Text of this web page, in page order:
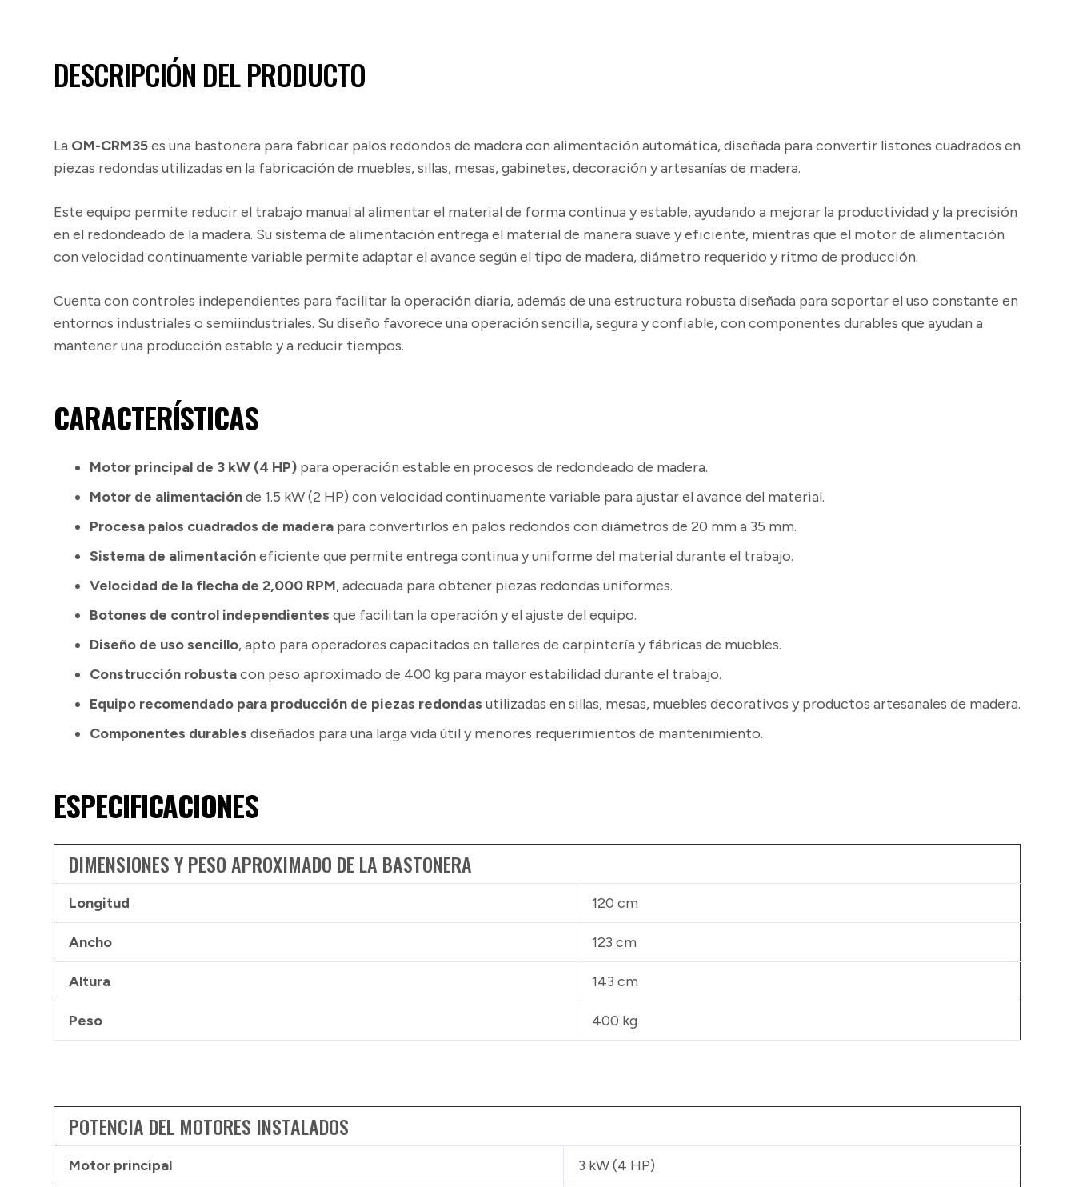
DESCRIPCIÓN DEL PRODUCTO
La OM-CRM35es una bastonera para fabricar palos redondos de madera con alimentación automática, diseñada para convertir listones cuadrados en
piezas redondas utilizadas en la fabricación de muebles, sillas, mesas, gabinetes, decoración y artesanías de madera.
Este equipo permite reducir el trabajo manual al alimentar el material de forma continua y estable, ayudando a mejorar la productividad y la precisión
en el redondeado de la madera. Su sistema de alimentación entrega el material de manera suave y eficiente, mientras que el motor de alimentación
con velocidad continuamente variable permite adaptar el avance según el tipo de madera, diámetro requerido y ritmo de producción.
Cuenta con controles independientes para facilitar la operación diaria, además de una estructura robusta diseñada para soportar el uso constante en
entornos industriales o semiindustriales. Su diseño favorece una operación sencilla, segura y confiable, con componentes durables que ayudan a
mantener una producción estable y a reducir tiempos.
CARACTERÍSTICAS
Motor principal de 3 kW (4 HP) para operación estable en procesos de redondeado de madera.
Motor de alimentaciónde 1.5 kW (2 HP) con velocidad continuamente variable para ajustar el avance del material.
Procesa palos cuadrados de madera para convertirlos en palos redondos con diámetros de 20 mm a 35 mm.
Sistema de alimentacióneficiente que permite entrega continua y uniforme del material durante el trabajo.
Velocidad de la flecha de 2,000 RPM, adecuada para obtener piezas redondas uniformes.
Botones de control independientes que facilitan la operación y el ajuste del equipo.
Diseño de uso sencillo, apto para operadores capacitados en talleres de carpintería y fábricas de muebles.
Construcción robustacon peso aproximado de 400 kg para mayor estabilidad durante el trabajo.
Equipo recomendado para producción de piezas redondas utilizadas en sillas, mesas, muebles decorativos y productos artesanales de madera.
Componentes durables diseñados para una larga vida útil y menores requerimientos de mantenimiento.
ESPECIFICACIONES
DIMENSIONES Y PESO APROXIMADO DE LA BASTONERA
Longitud 120 cm
Ancho 123 cm
Altura 143 cm
Peso 400 kg
POTENCIA DEL MOTORES INSTALADOS
Motor principal 3 kW (4 HP)